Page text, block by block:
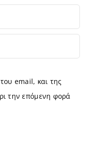
email, και της
την επόμενη φορά